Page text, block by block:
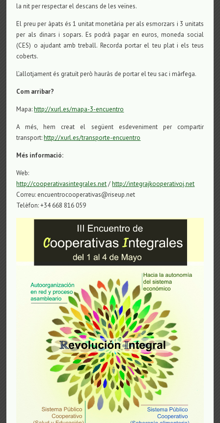
la nit per respectar el descans de les veïnes.
El preu per àpats és 1 unitat monetària per als esmorzars i 3 unitats
per als dinars i sopars. Es podrà pagar en euros, moneda social
(CES) o ajudant amb treball. Recorda portar el teu plat i els teus
coberts.
L’allotjament és gratuït però hauràs de portar el teu sac i màrfega.
Com arribar?
Mapa:http://xurl.es/mapa-3-encuentro
A més, hem creat el següent esdeveniment per compartir
transport:http://xurl.es/transporte-encuentro
Més informació:
Web:
http://cooperativasintegrales.net/http://integrajkooperativoj.net
Correu: encuentrocooperativas@riseup.net
Telèfon: +34 668 816 059